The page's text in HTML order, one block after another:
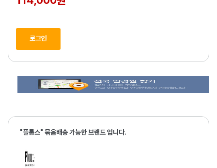
로그인
"플룹스" 묶음배송 가능한 브랜드 입니다.